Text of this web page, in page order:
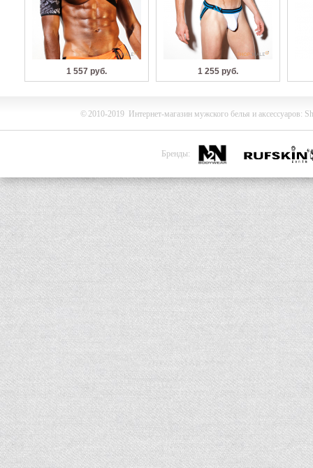
1 557 руб. 1 255 руб.
©2010-2019 Интернет-магазин мужского белья и аксессуаров:
Бренды: